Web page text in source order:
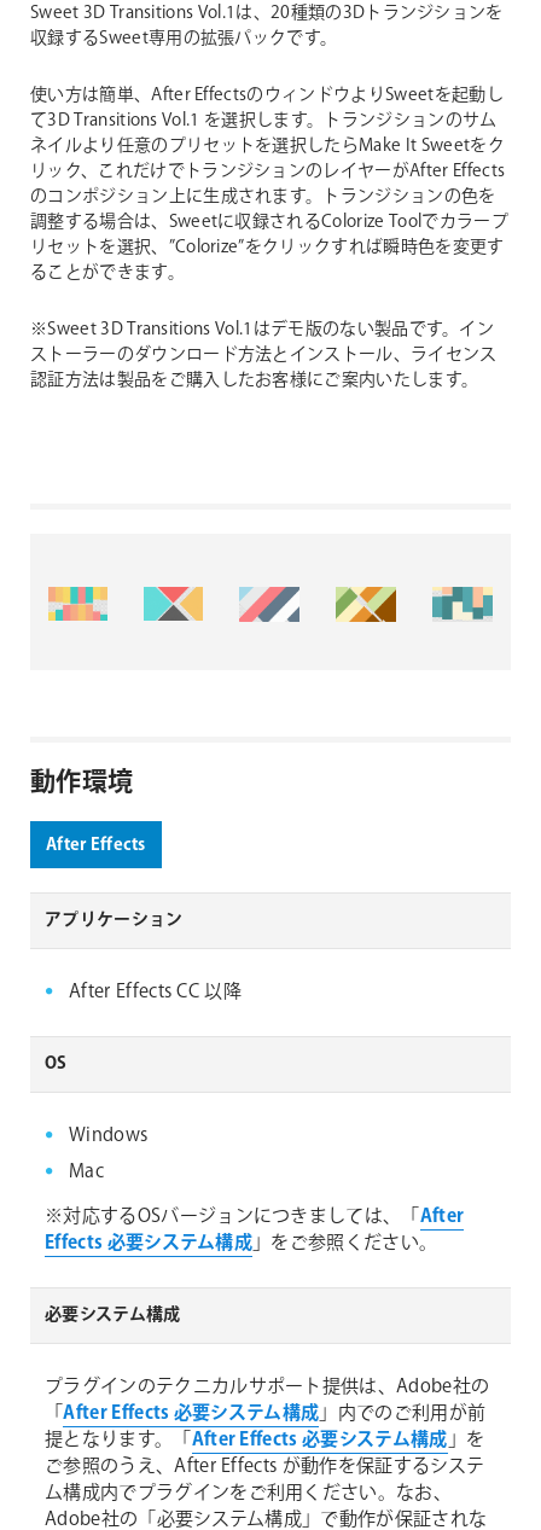
Sweet 3D Transitions Vol.1は、20種類の3Dトランジションを
収録するSweet専用の拡張パックです。
使い方は簡単、After EffectsのウィンドウよりSweetを起動し
て3D Transitions Vol.1 を選択します。トランジションのサム
ネイルより任意のプリセットを選択したらMake It Sweetをク
リック、これだけでトランジションのレイヤーがAfter Effects
のコンポジション上に生成されます。トランジションの色を
調整する場合は、Sweetに収録されるColorize Toolでカラープ
リセットを選択、”Colorize”をクリックすれば瞬時色を変更す
ることができます。
※Sweet 3D Transitions Vol.1はデモ版のない製品です。イン
ストーラーのダウンロード方法とインストール、ライセンス
認証方法は製品をご購入したお客様にご案内いたします。
動作環境
After Effects
アプリケーション
After Effects CC 以降
OS
Windows
Mac
※対応するOSバージョンにつきましては、「 After
Effects 必要システム構成」をご参照ください。
必要システム構成
プラグインのテクニカルサポート提供は、Adobe社の
「After Effects 必要システム構成」内でのご利用が前
提となります。「 After Effects 必要システム構成」を
ご参照のうえ、After Effects が動作を保証するシステ
ム構成内でプラグインをご利用ください。なお、
Adobe社の「必要システム構成」で動作が保証されな